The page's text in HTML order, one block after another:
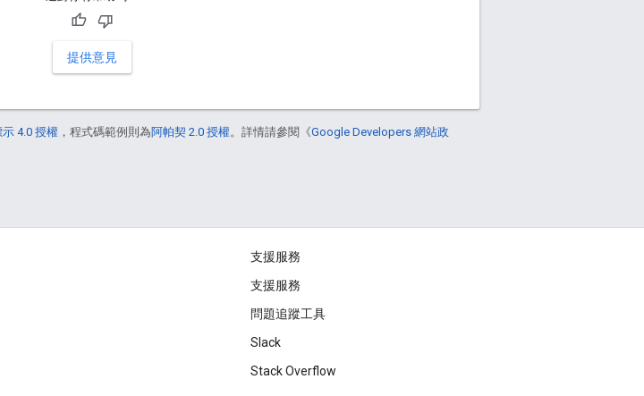
提供意見
4.0 授權 ，程式碼範例則為阿帕契 2.0 授權。詳情請參閱《Google Developers 網站政
支援服務
支援服務
問題追蹤工具
Slack
Stack Overflow